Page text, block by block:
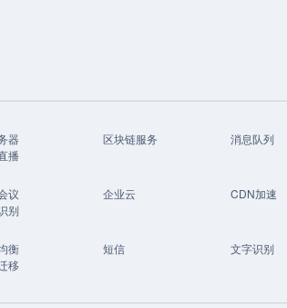
器 区块链服务 消息队列
播
议 企业云 CDN加速
别
衡 短信 文字识别
移